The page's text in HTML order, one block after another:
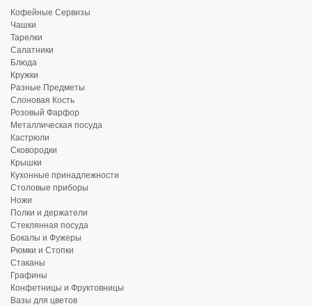
Кофейные Сервизы
Чашки
Тарелки
Салатники
Блюда
Кружки
Разные Предметы
Слоновая Кость
Розовый Фарфор
Металлическая посуда
Кастрюли
Сковородки
Крышки
Кухонные принадлежности
Столовые приборы
Ножи
Полки и держатели
Стеклянная посуда
Бокалы и Фужеры
Рюмки и Стопки
Стаканы
Графины
Конфетницы и Фруктовницы
Вазы для цветов